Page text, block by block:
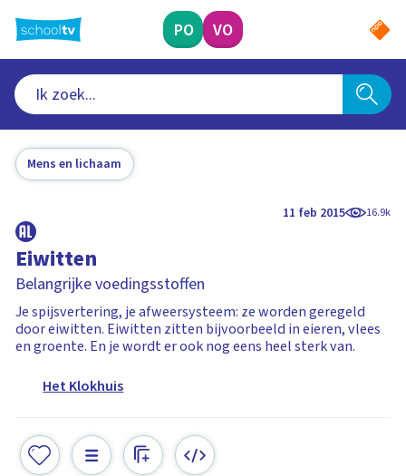
naar
hoofdinhoud
PO VO
Mens en lichaam
11 feb 2015 16.9k
Eiwitten
Belangrijke voedingsstoffen
Je spijsvertering, je afweersysteem: ze worden geregeld
door eiwitten. Eiwitten zitten bijvoorbeeld in eieren, vlees
en groente. En je wordt er ook nog eens heel sterk van.
Het Klokhuis